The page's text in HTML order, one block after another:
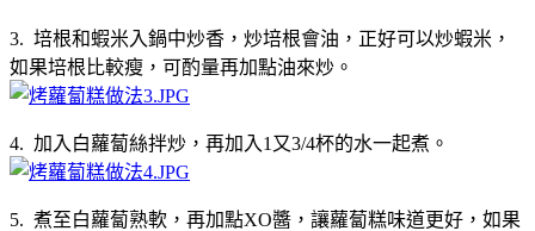
3. 培根和蝦米入鍋中炒香，炒培根會油，正好可以炒蝦米，
如果培根比較瘦，可酌量再加點油來炒。
4. 加入白蘿蔔絲拌炒，再加入1又3/4杯的水一起煮。
5. 煮至白蘿蔔熟軟，再加點XO醬，讓蘿蔔糕味道更好，如果